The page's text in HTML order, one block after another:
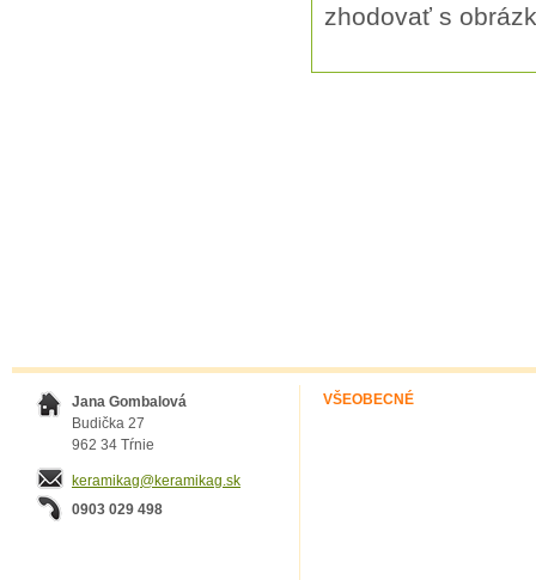
zhodovať s
Jana Gombalová
Budička 27
962 34 Tŕnie
keramikag@keramikag.sk
0903 029 498
VŠEOBECNÉ